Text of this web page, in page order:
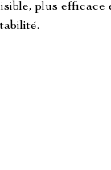
plus efficace